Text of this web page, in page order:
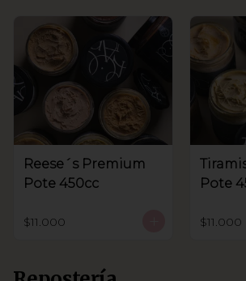
Reese´s Premium
Pote 450cc
$11.000
Pote
$11.000